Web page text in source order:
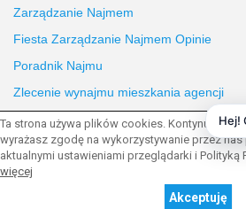
Zarządzanie Najmem
Fiesta Zarządzanie Najmem Opinie
Poradnik Najmu
Zlecenie wynajmu mieszkania agencji
asaricrm.com
Ta strona używa plików cookies. Kontynuując
wyrażasz zgodę na wykorzystywanie przez
aktualnymi ustawieniami przeglądarki i Polityką
więcej
Akceptuję
Hej!